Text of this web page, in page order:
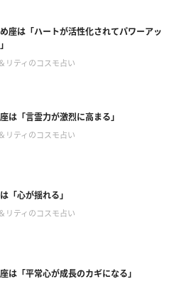
座は「ハートが活性化されてパワーアッ
リティのコスモ占い
は「言霊力が激烈に高まる」
リティのコスモ占い
「心が揺れる」
リティのコスモ占い
は「平常心が成長のカギになる」